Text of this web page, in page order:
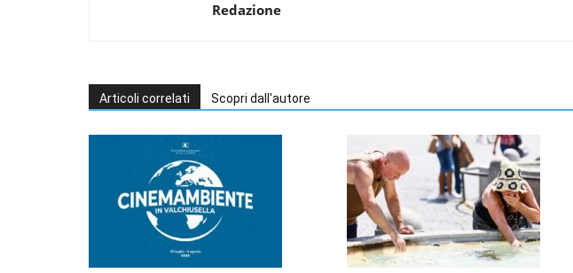
Redazione
Articoli correlati Scopri dall'autore